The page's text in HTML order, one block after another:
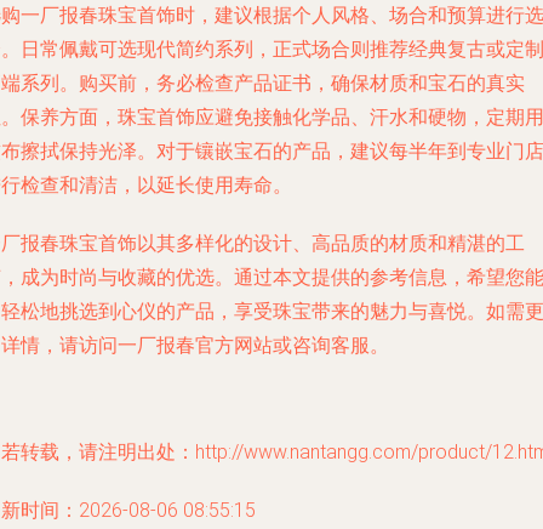
一厂报春珠宝首饰时，建议根据个人风格、场合和预算进行选
日常佩戴可选现代简约系列，正式场合则推荐经典复古或定制
系列。购买前，务必检查产品证书，确保材质和宝石的真实
保养方面，珠宝首饰应避免接触化学品、汗水和硬物，定期用
擦拭保持光泽。对于镶嵌宝石的产品，建议每半年到专业门店
检查和清洁，以延长使用寿命。
报春珠宝首饰以其多样化的设计、高品质的材质和精湛的工
成为时尚与收藏的优选。通过本文提供的参考信息，希望您能
松地挑选到心仪的产品，享受珠宝带来的魅力与喜悦。如需更
情，请访问一厂报春官方网站或咨询客服。
转载，请注明出处：http://www.nantangg.com/product/
时间：2026-08-06 08:55:15